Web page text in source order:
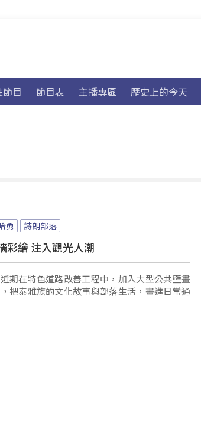
目 節目表 主播專區 歷史上的今天
勇 詩朗部落
彩繪 注入觀光人潮
期在特色道路改善工程中，加入大型公共壁畫
把泰雅族的文化故事與部落生活，畫進日常通